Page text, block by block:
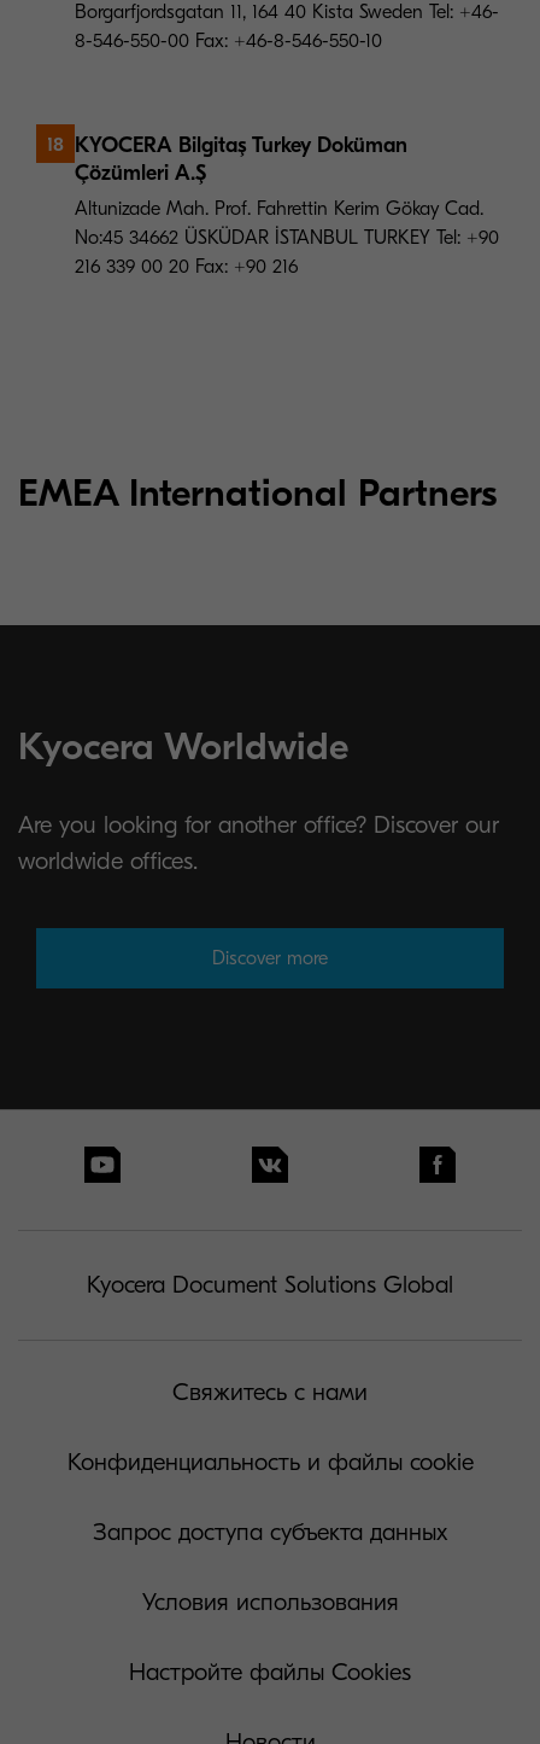
Borgarfjordsgatan 11, 164 40 Kista Sweden Tel: +46-
8-546-550-00 Fax: +46-8-546-550-10
18
KYOCERA Bilgitaş Turkey Doküman
Çözümleri A.Ş
Altunizade Mah. Prof. Fahrettin Kerim Gökay Cad.
No:45 34662 ÜSKÜDAR İSTANBUL TURKEY Tel: +90
216 339 00 20 Fax: +90 216
EMEA International Partners
Kyocera Worldwide
Are you looking for another office? Discover our
worldwide offices.
Discover more
Kyocera Document Solutions Global
Свяжитесь с нами
Конфиденциальность и файлы cookie
Запрос доступа субъекта данных
Условия использования
Настройте файлы Cookies